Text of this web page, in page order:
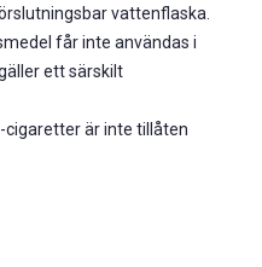
vattenflaska.
får inte användas i
ett särskilt
cigaretter är inte tillåten